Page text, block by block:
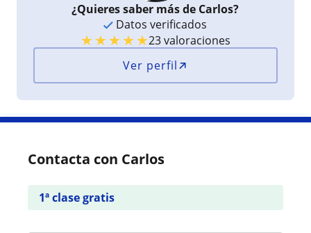
¿Quieres saber más de Carlos?
Datos verificados
★★★★★23 valoraciones
Ver perfil
Contacta con Carlos
1ª clase gratis